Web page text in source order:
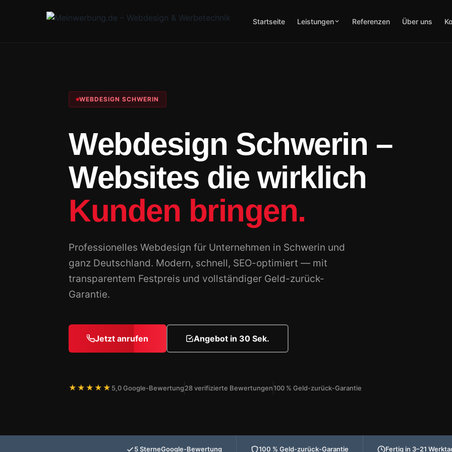
Startseite Leistungen Referenzen Über uns
WEBDESIGN SCHWERIN
Webdesign Schwerin –
Websites die wirklich
Kunden bringen.
Professionelles Webdesign für Unternehmen in Schwerin und
ganz Deutschland. Modern, schnell, SEO-optimiert — mit
transparentem Festpreis und vollständiger Geld-zurück-
Garantie.
Jetzt anrufen Angebot in 30 Sek.
★★★★★ 5,0 Google-Bewertung28 verifizierte Bewertungen100 % Geld-zurück-Garantie
5 SterneGoogle-Bewertung 100 % Geld-zurück-Garantie Fertig in 3–21